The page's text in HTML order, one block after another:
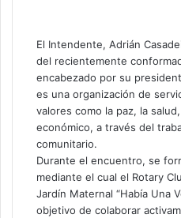
El Intendente, Adrián
del recientemente
encabezado por su
es una organización de
valores como la paz, la
económico, a través del
comunitario.
Durante el encuentro, se
mediante el cual el Rotary
Jardín Maternal “Había Una
objetivo de colaborar